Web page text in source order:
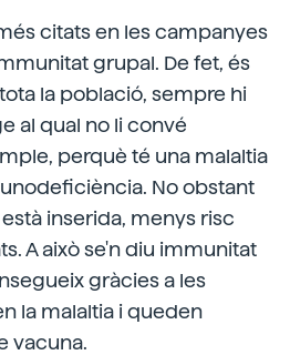
citats en les campanyes
grupal. De fet, és
la població, sempre hi
al qual no li convé
perquè té una malaltia
No obstant
inserida, menys risc
A això se'n diu immunitat
gràcies a les
la malaltia i queden
vacuna.